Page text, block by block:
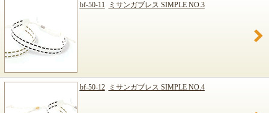
bf-50-11 ミサンガブレス SIMPLE NO.3
bf-50-12 ミサンガブレス SIMPLE NO.4